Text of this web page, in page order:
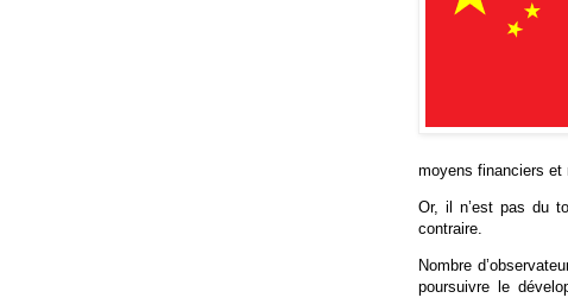
moyens financiers et
Or, il n’est pas du
contraire.
Nombre
poursuivre le